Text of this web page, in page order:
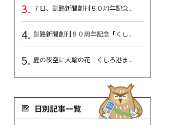
７日、釧路新聞創刊８０周年記念...
釧路新聞創刊８０周年記念「くし...
夏の夜空に大輪の花 くしろ港ま...
日別記事一覧